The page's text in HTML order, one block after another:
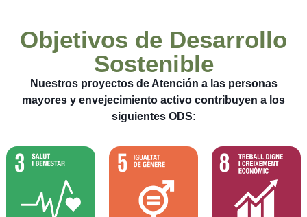
Objetivos de Desarrollo
Sostenible
Nuestros proyectos de Atención a las personas
mayores y envejecimiento activo contribuyen a los
siguientes ODS: